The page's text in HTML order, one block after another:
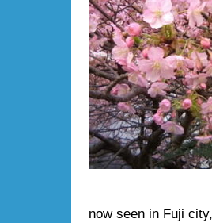
now seen in Fuji